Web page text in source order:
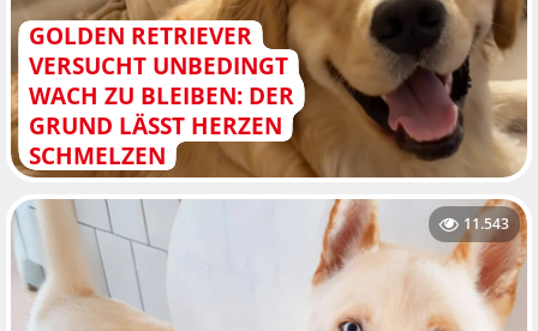
GOLDEN RETRIEVER
VERSUCHT UNBEDINGT
WACH ZU BLEIBEN: DER
GRUND LÄSST HERZEN
SCHMELZEN
11.543